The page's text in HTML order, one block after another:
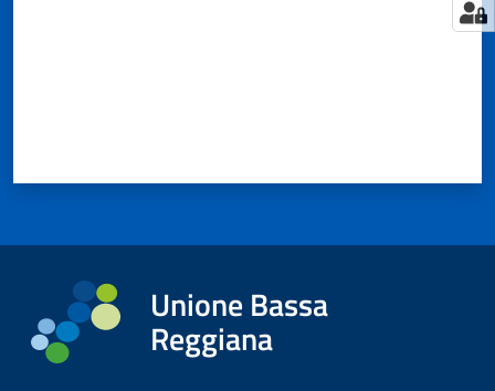
Unione Bassa
Reggiana